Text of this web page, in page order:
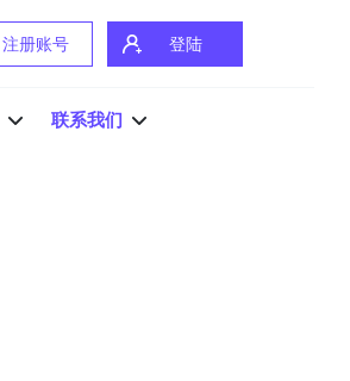
注册账号 登陆
联系我们